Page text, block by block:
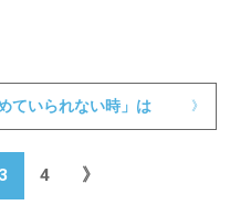
ていられない時」は 》
3 4 》